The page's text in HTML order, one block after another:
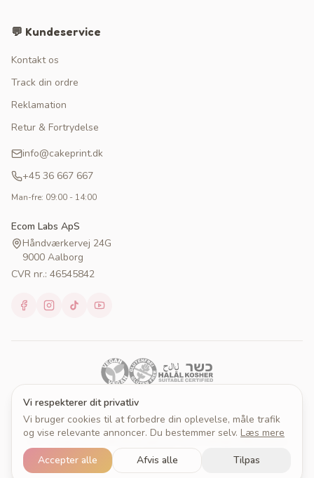
Vi respekterer dit privatliv
Vi bruger cookies til at forbedre din oplevelse, måle trafik
og vise relevante annoncer. Du bestemmer selv. Læs mere
Accepter alle Afvis alle Tilpas
💬 Kundeservice
Kontakt os
Track din ordre
Reklamation
Retur & Fortrydelse
info@cakeprint.dk
+45 36 667 667
Man-fre: 09:00 - 14:00
Ecom Labs ApS
Håndværkervej 24G
9000 Aalborg
CVR nr.: 46545842
© 2026 Cakeprint. Alle rettigheder forbeholdes.
Om Cakeprint
PersondatapolitikCookies
Cookieindstillinger